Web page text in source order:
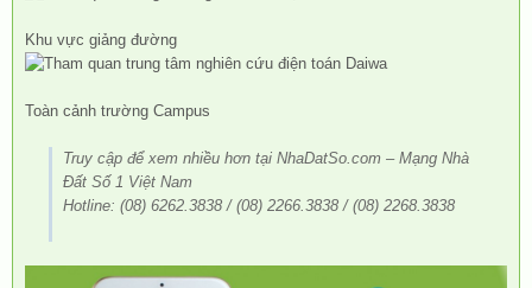
Khu vực giảng đường
Toàn cảnh trường Campus
Truy cập để xem nhiều hơn tại NhaDatSo.com – Mạng Nhà
Đất Số 1 Việt Nam
Hotline: (08) 6262.3838 / (08) 2266.3838 / (08) 2268.3838